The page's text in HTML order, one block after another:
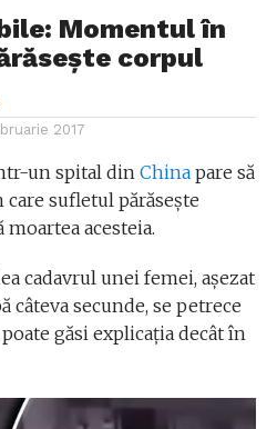
Momentul în
corpul
2017
un spital din Chinapare să
sufletul părăsește
acesteia.
cadavrul unei femei, așezat
câteva secunde, se petrece
găsi explicația decât în